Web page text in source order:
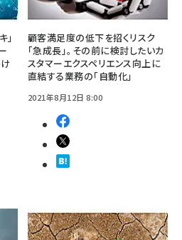
」
顧客満足度の低下を招くリスク
「急成長」。その前に検討したいカ
スタマーエクスペリエンス向上に
直結する業務の「自動化」
2021年8月12日 8:00